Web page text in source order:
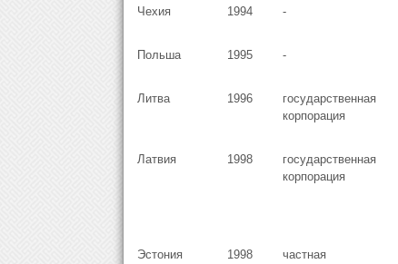
Чехия 1994 -
Польша 1995 -
Литва 1996
государственная
корпорация
Латвия 1998
государственная
корпорация
Эстония 1998 частная